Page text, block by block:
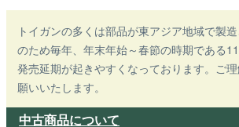
トイガンの多くは部品が東アジア地域で製
のため毎年、年末年始～春節の時期である
発売延期が起きやすくなっております。ご
願いいたします。
中古商品について